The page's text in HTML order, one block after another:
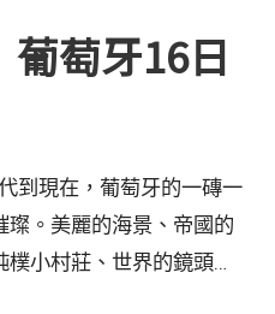
萄牙16日
到現在，葡萄牙的一磚一
璨。美麗的海景、帝國的
樸小村莊、世界的鏡頭…